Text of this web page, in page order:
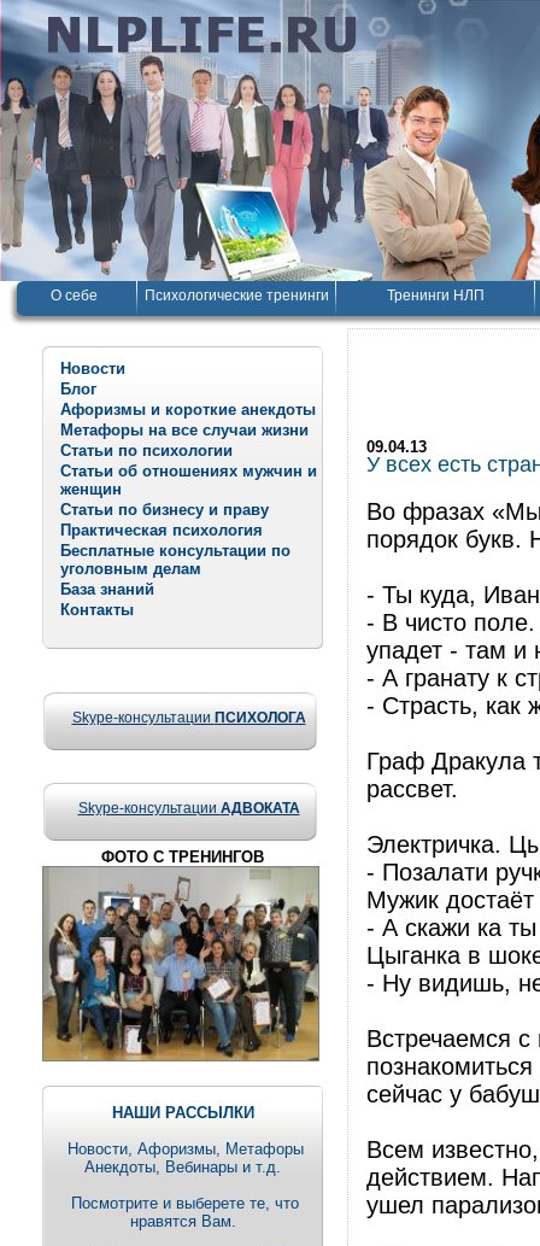
О себе Психологические тренинги Тренинги НЛП
Новости
Блог
Афоризмы и короткие анекдоты
Метафоры на все случаи жизни
Статьи по психологии
Статьи об отношениях мужчин и
женщин
Статьи по бизнесу и праву
Практическая психология
Бесплатные консультации по
уголовным делам
База знаний
Контакты
Skype-консультации ПСИХОЛОГА
Skype-консультации АДВОКАТА
ФОТО С ТРЕНИНГОВ
НАШИ РАССЫЛКИ
Новости, Aфоризмы, Метафоры
Анекдоты, Вебинары и т.д.
Посмотрите и выберете те, что
нравятся Вам.
09.04.13
У всех есть
Во фразах
порядок букв.
- Ты куда,
- В чисто
упадет - там и
- А гранату к
- Страсть, как
Граф Дракула
рассвет.
Электричка.
- Позалати
Мужик
- А скажи ка
Цыганка в
- Ну видишь,
Встречаемся
сейчас у
Всем
действием.
ушел